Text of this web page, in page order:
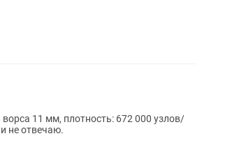
11 мм, плотность: 672 000 узлов/
не отвечаю.